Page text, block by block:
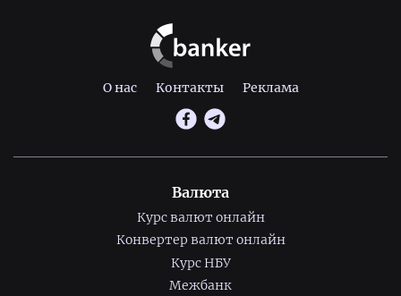
О нас Контакты Реклама
Валюта
Курс валют онлайн
Конвертер валют онлайн
Курс НБУ
Межбанк